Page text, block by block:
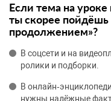
Если тема на уроке
ты скорее пойдёшь
продолжением»?
В соцсети и на
ролики и подборки.
В
нужны надёжные